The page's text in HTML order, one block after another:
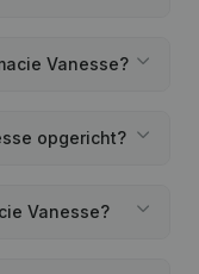
Vanesse?
opgericht?
Vanesse?